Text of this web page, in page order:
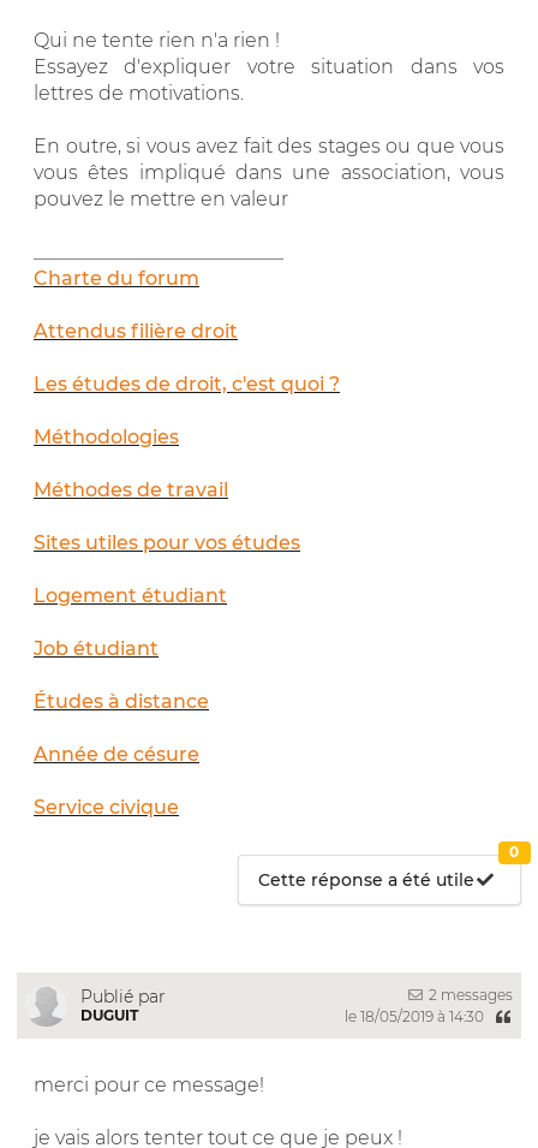
Qui ne tente rien n'a rien !
Essayez d'expliquer votre situation dans vos
lettres de motivations.
En outre, si vous avez fait des stages ou que vous
vous êtes impliqué dans une association, vous
pouvez le mettre en valeur
Charte du forum
Attendus filière droit
Les études de droit, c'est quoi ?
Méthodologies
Méthodes de travail
Sites utiles pour vos études
Logement étudiant
Job étudiant
Études à distance
Année de césure
Service civique
Cette réponse a été utile
0
Publié par
DUGUIT
2 messages
le 18/05/2019 à 14:30
merci pour ce message!
je vais alors tenter tout ce que je peux !